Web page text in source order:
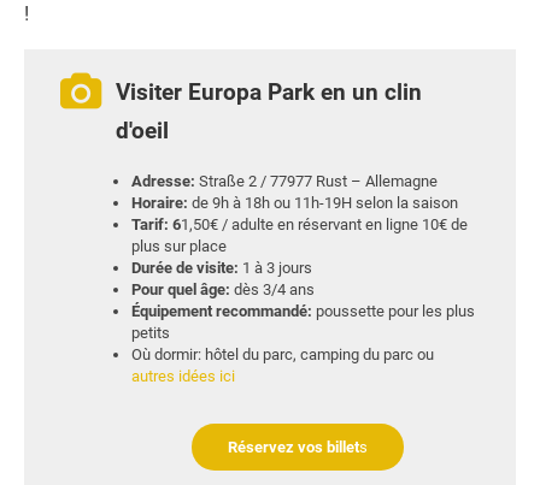
!
Visiter Europa Park en un clin
d'oeil
Adresse: Straße 2 / 77977 Rust – Allemagne
Horaire: de 9h à 18h ou 11h-19H selon la saison
Tarif: 61,50€ / adulte en réservant en ligne 10€ de
plus sur place
Durée de visite: 1 à 3 jours
Pour quel âge: dès 3/4 ans
Équipement recommandé: poussette pour les plus
petits
Où dormir: hôtel du parc, camping du parc ou
autres idées ici
Réservez vos billets